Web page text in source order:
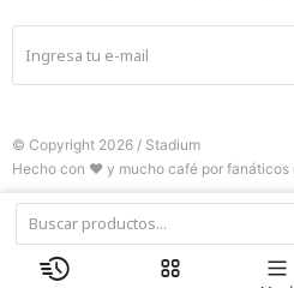
© Copyright 2026 / Stadium
     